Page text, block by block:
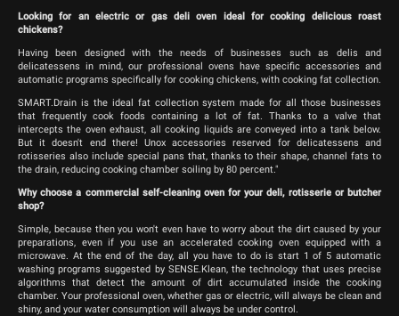
Looking for an electric or gas deli oven ideal for cooking delicious roast
chickens?
Having been designed with the needs of businesses such as delis and
delicatessens in mind, our professional ovens have specific accessories and
automatic programs specifically for cooking chickens, with cooking fat collection.
SMART.Drain is the ideal fat collection system made for all those businesses
that frequently cook foods containing a lot of fat. Thanks to a valve that
intercepts the oven exhaust, all cooking liquids are conveyed into a tank below.
But it doesn't end there! Unox accessories reserved for delicatessens and
rotisseries also include special pans that, thanks to their shape, channel fats to
the drain, reducing cooking chamber soiling by 80 percent."
Why choose a commercial self-cleaning oven for your deli, rotisserie or butcher
shop?
Simple, because then you won't even have to worry about the dirt caused by your
preparations, even if you use an accelerated cooking oven equipped with a
microwave. At the end of the day, all you have to do is start 1 of 5 automatic
washing programs suggested by SENSE.Klean, the technology that uses precise
algorithms that detect the amount of dirt accumulated inside the cooking
chamber. Your professional oven, whether gas or electric, will always be clean and
shiny, and your water consumption will always be under control.